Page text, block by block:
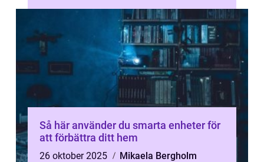
Så här använder du smarta enheter för
att förbättra ditt hem
26 oktober 2025
Mikaela Bergholm